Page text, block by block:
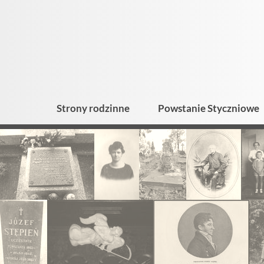
Strony rodzinne Powstanie Styczniowe